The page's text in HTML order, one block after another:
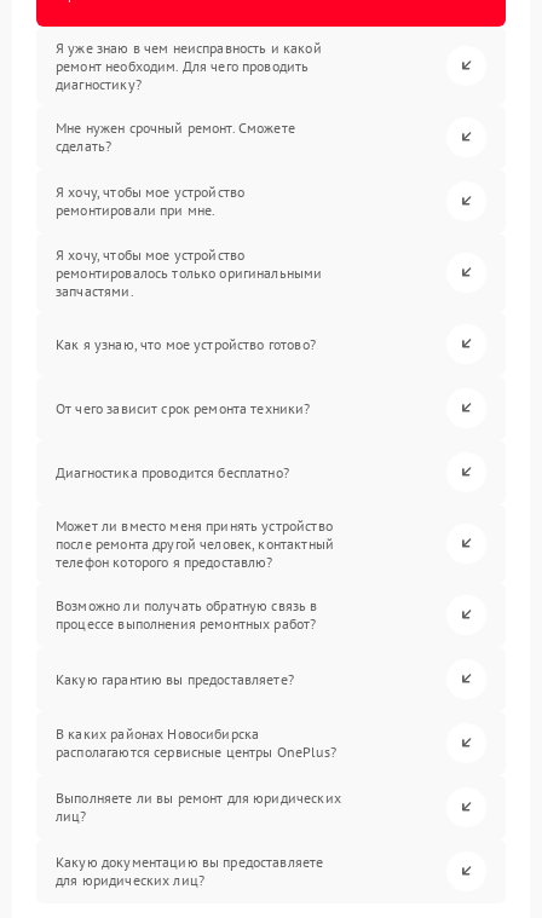
Я уже знаю в чем неисправность и какой
ремонт необходим. Для чего проводить
диагностику?
Мне нужен срочный ремонт. Сможете
сделать?
Я хочу, чтобы мое устройство
ремонтировали при мне.
Я хочу, чтобы мое устройство
ремонтировалось только оригинальными
запчастями.
Как я узнаю, что мое устройство готово?
От чего зависит срок ремонта техники?
Диагностика проводится бесплатно?
Может ли вместо меня принять устройство
после ремонта другой человек, контактный
телефон которого я предоставлю?
Возможно ли получать обратную связь в
процессе выполнения ремонтных работ?
Какую гарантию вы предоставляете?
В каких районах Новосибирска
располагаются сервисные центры OnePlus?
Выполняете ли вы ремонт для юридических
лиц?
Какую документацию вы предоставляете
для юридических лиц?